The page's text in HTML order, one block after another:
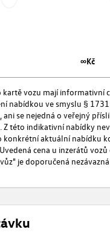
∞Kč
kartě vozu mají informativní
nabídkou ve smyslu §
se nejedná o veřejný
Z této indikativní nabídky
konkrétní aktuální nabídku
cena u inzerátů vozů
je doporučená